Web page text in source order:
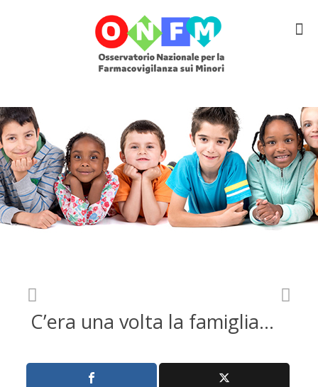
C’era una volta la famiglia…